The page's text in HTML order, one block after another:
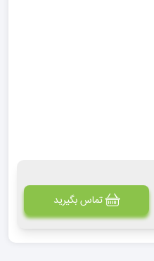
تماس بگیرید